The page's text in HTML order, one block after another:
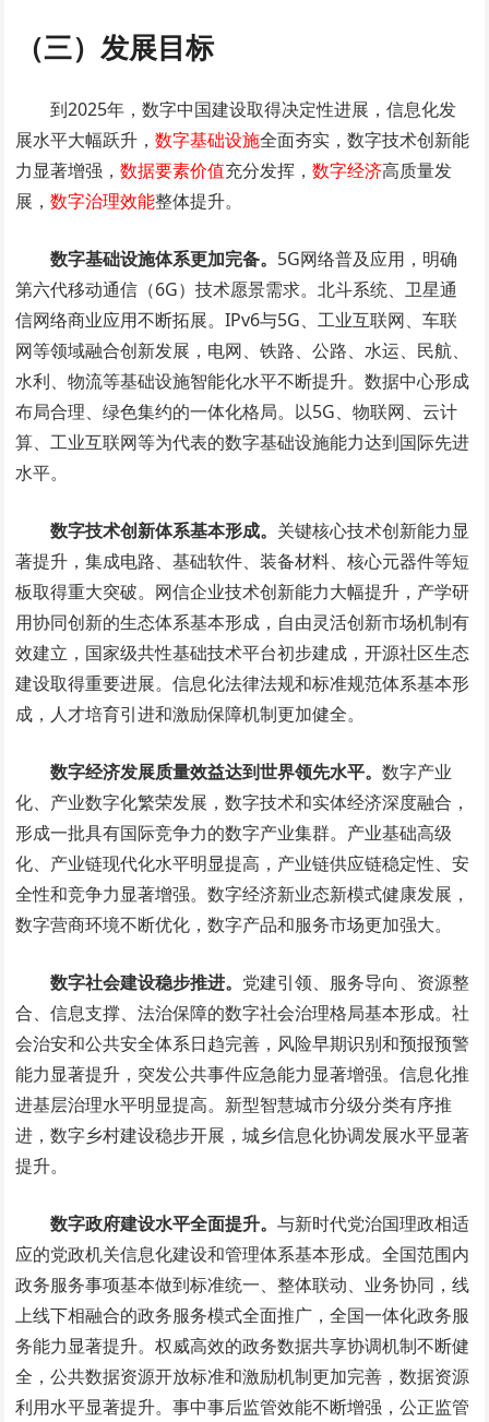
（三）发展目标
到2025年，数字中国建设取得决定性进展，信息化发
展水平大幅跃升，数字基础设施全面夯实，数字技术创新能
力显著增强，数据要素价值充分发挥，数字经济高质量发
展，数字治理效能整体提升。
数字基础设施体系更加完备。 5G网络普及应用，明确
第六代移动通信（6G）技术愿景需求。北斗系统、卫星通
信网络商业应用不断拓展。IPv6与5G、工业互联网、车联
网等领域融合创新发展，电网、铁路、公路、水运、民航、
水利、物流等基础设施智能化水平不断提升。数据中心形成
布局合理、绿色集约的一体化格局。以5G、物联网、云计
算、工业互联网等为代表的数字基础设施能力达到国际先进
水平。
数字技术创新体系基本形成。 关键核心技术创新能力显
著提升，集成电路、基础软件、装备材料、核心元器件等短
板取得重大突破。网信企业技术创新能力大幅提升，产学研
用协同创新的生态体系基本形成，自由灵活创新市场机制有
效建立，国家级共性基础技术平台初步建成，开源社区生态
建设取得重要进展。信息化法律法规和标准规范体系基本形
成，人才培育引进和激励保障机制更加健全。
数字经济发展质量效益达到世界领先水平。数字产业
化、产业数字化繁荣发展，数字技术和实体经济深度融合，
形成一批具有国际竞争力的数字产业集群。产业基础高级
化、产业链现代化水平明显提高，产业链供应链稳定性、安
全性和竞争力显著增强。数字经济新业态新模式健康发展，
数字营商环境不断优化，数字产品和服务市场更加强大。
数字社会建设稳步推进。 党建引领、服务导向、资源整
合、信息支撑、法治保障的数字社会治理格局基本形成。社
会治安和公共安全体系日趋完善，风险早期识别和预报预警
能力显著提升，突发公共事件应急能力显著增强。信息化推
进基层治理水平明显提高。新型智慧城市分级分类有序推
进，数字乡村建设稳步开展，城乡信息化协调发展水平显著
提升。
数字政府建设水平全面提升。与新时代党治国理政相适
应的党政机关信息化建设和管理体系基本形成。全国范围内
政务服务事项基本做到标准统一、整体联动、业务协同，线
上线下相融合的政务服务模式全面推广，全国一体化政务服
务能力显著提升。权威高效的政务数据共享协调机制不断健
全，公共数据资源开放标准和激励机制更加完善，数据资源
利用水平显著提升。事中事后监管效能不断增强，公正监管